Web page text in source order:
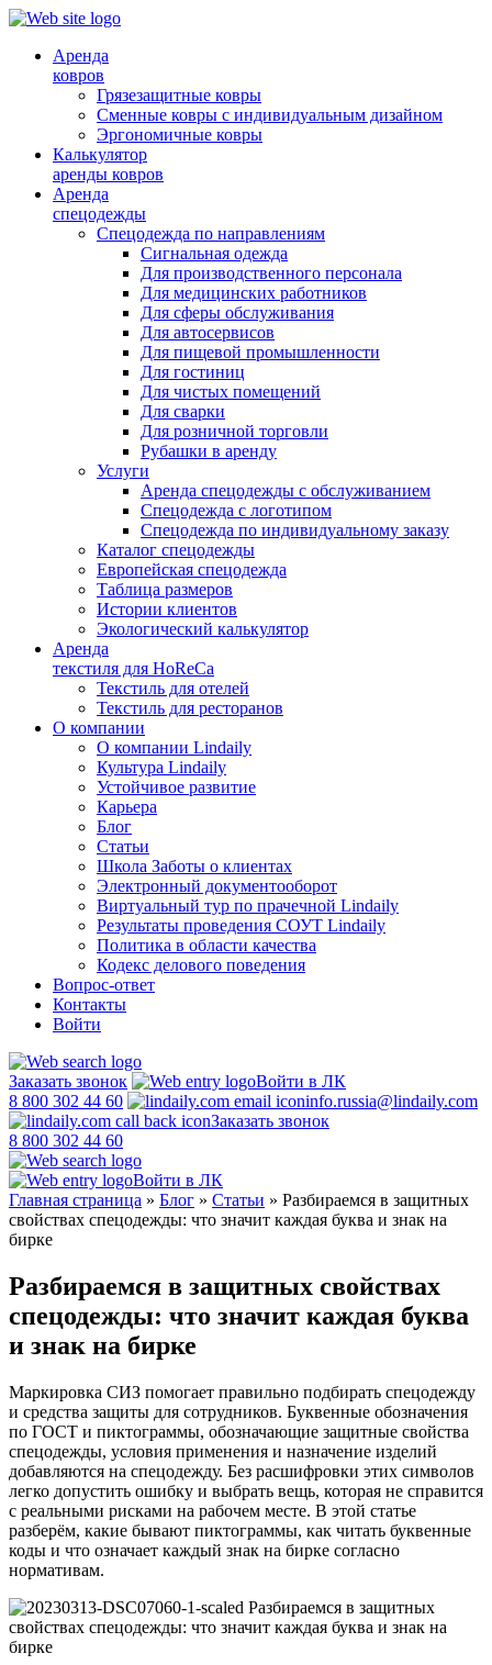
Аренда
ковров
Грязезащитные ковры
Сменные ковры с индивидуальным дизайном
Эргономичные ковры
Калькулятор
аренды ковров
Аренда
спецодежды
Спецодежда по направлениям
Сигнальная одежда
Для производственного персонала
Для медицинских работников
Для сферы обслуживания
Для автосервисов
Для пищевой промышленности
Для гостиниц
Для чистых помещений
Для сварки
Для розничной торговли
Рубашки в аренду
Услуги
Аренда спецодежды с обслуживанием
Спецодежда с логотипом
Спецодежда по индивидуальному заказу
Каталог спецодежды
Европейская спецодежда
Таблица размеров
Истории клиентов
Экологический калькулятор
Аренда
текстиля для HoReCa
Текстиль для отелей
Текстиль для ресторанов
О компании
О компании Lindaily
Культура Lindaily
Устойчивое развитие
Карьера
Блог
Статьи
Школа Заботы о клиентах
Электронный документооборот
Виртуальный тур по прачечной Lindaily
Результаты проведения СОУТ Lindaily
Политика в области качества
Кодекс делового поведения
Вопрос-ответ
Контакты
Войти
Заказать звонок
Войти в ЛК
8 800 302 44 60
info.russia@lindaily.com
Заказать звонок
8 800 302 44 60
Войти в ЛК
Главная страница » Блог » Статьи » Разбираемся в защитных
свойствах спецодежды: что значит каждая буква и знак на
бирке
Разбираемся в защитных свойствах
спецодежды: что значит каждая буква
и знак на бирке
Маркировка СИЗ помогает правильно подбирать спецодежду
и средства защиты для сотрудников. Буквенные обозначения
по ГОСТ и пиктограммы, обозначающие защитные свойства
спецодежды, условия применения и назначение изделий
добавляются на спецодежду. Без расшифровки этих символов
легко допустить ошибку и выбрать вещь, которая не справится
с реальными рисками на рабочем месте. В этой статье
разберём, какие бывают пиктограммы, как читать буквенные
коды и что означает каждый знак на бирке согласно
нормативам.